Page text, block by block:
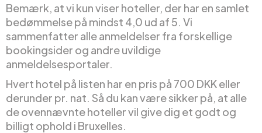
Bemærk, at vi kun viser hoteller, der har en samlet
bedømmelse på mindst 4,0 ud af 5. Vi
sammenfatter alle anmeldelser fra forskellige
bookingsider og andre uvildige
anmeldelsesportaler.
Hvert hotel på listen har en pris på 700 DKK eller
derunder pr. nat. Så du kan være sikker på, at alle
de ovennævnte hoteller vil give dig et godt og
billigt ophold i Bruxelles.